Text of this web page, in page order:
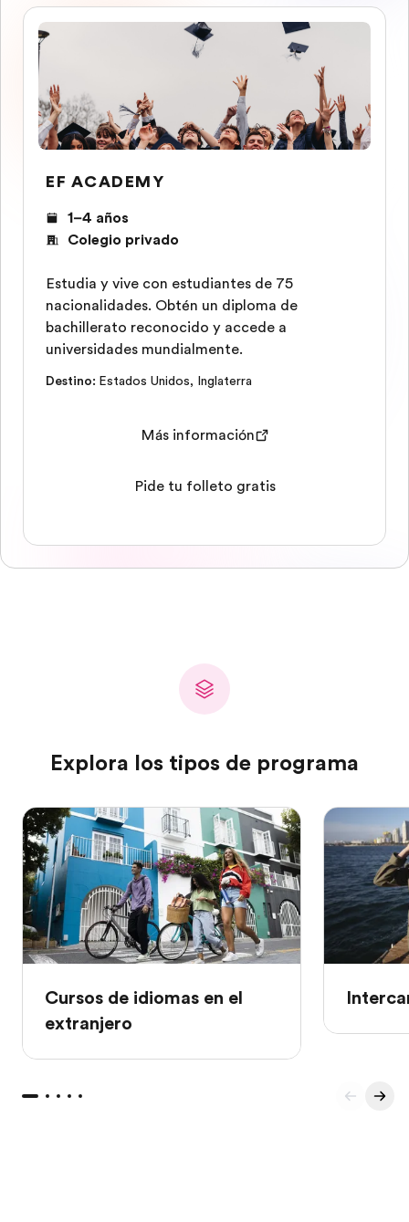
EF ACADEMY
1–4 años
Colegio privado
Estudia y vive con estudiantes de 75
nacionalidades. Obtén un diploma de
bachillerato reconocido y accede a
universidades mundialmente.
Destino: Estados Unidos, Inglaterra
Más información
Pide tu folleto gratis
Explora los tipos de programa
Cursos de idiomas en el
extranjero